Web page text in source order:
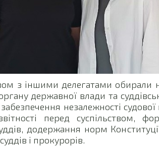
з іншими делегатами обирали
державної влади та
незалежності
перед суспільством,
додержання норм
і прокурорів.